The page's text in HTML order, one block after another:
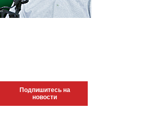
Подпишитесь на
новости